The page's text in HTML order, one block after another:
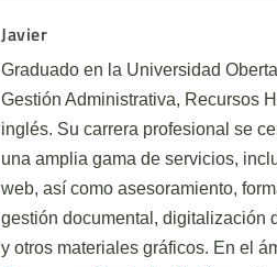
Javier
Graduado en la Universidad
Gestión Administrativa, Recursos
inglés. Su carrera profesional se
una amplia gama de servicios,
web, así como asesoramiento,
gestión documental, digitalización
y otros materiales gráficos. En el